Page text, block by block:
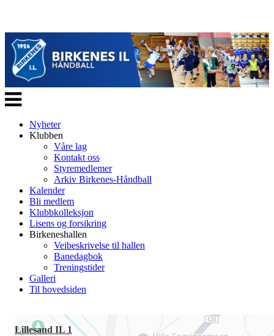
Veksle
navigasjon
Nyheter
Klubben
Våre lag
Kontakt oss
Styremedlemer
Arkiv Birkenes-Håndball
Kalender
Bli medlem
Klubbkolleksjon
Lisens og forsikring
Birkeneshallen
Veibeskrivelse til hallen
Banedagbok
Treningstider
Galleri
Til hovedsiden
Lillesand IL 1